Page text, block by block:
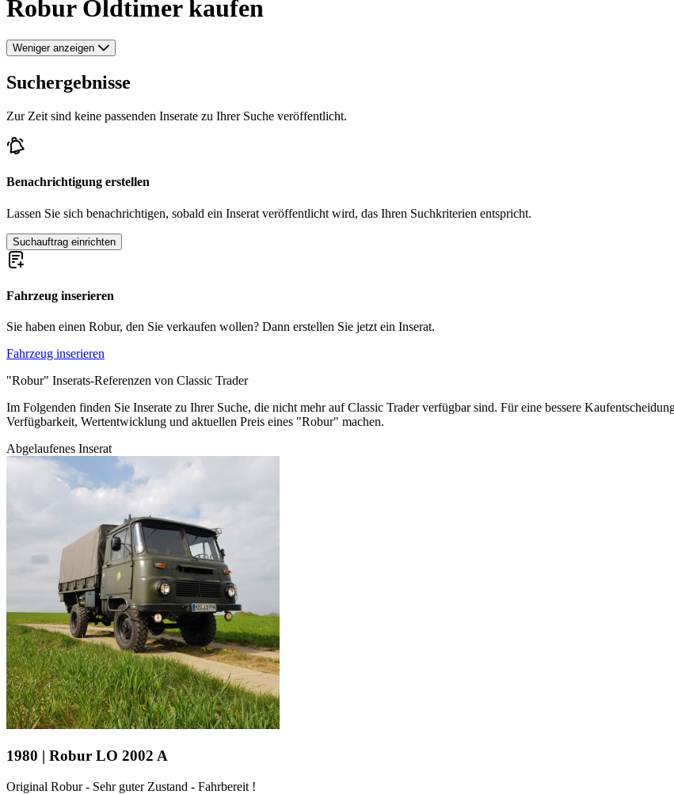
Robur Oldtimer kaufen
Weniger anzeigen
Suchergebnisse
Zur Zeit sind keine passenden Inserate zu Ihrer Suche veröffentlicht.
Benachrichtigung erstellen
Lassen Sie sich benachrichtigen, sobald ein Inserat veröffentlicht wird, das Ihren Suchkriterien entspricht.
Suchauftrag einrichten
Fahrzeug inserieren
Sie haben einen Robur, den Sie verkaufen wollen? Dann erstellen Sie jetzt ein Inserat.
Fahrzeug inserieren
"Robur" Inserats-Referenzen von Classic Trader
Im Folgenden finden Sie Inserate zu Ihrer Suche, die nicht mehr auf Classic Trader verfügbar sind. Für eine bessere
Verfügbarkeit, Wertentwicklung und aktuellen Preis eines "Robur" machen.
Abgelaufenes Inserat
1980 | Robur LO 2002 A
Original Robur - Sehr guter Zustand - Fahrbereit !